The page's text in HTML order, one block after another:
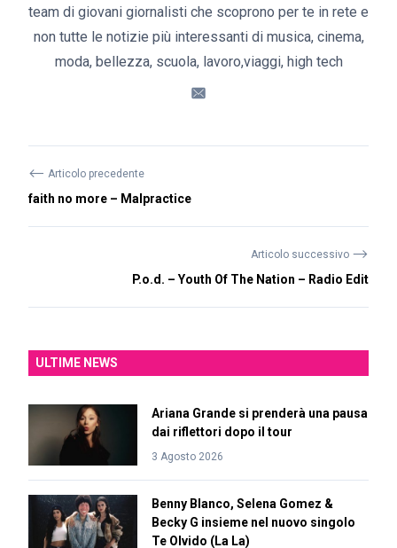
team di giovani giornalisti che scoprono per te in rete e
non tutte le notizie più interessanti di musica, cinema,
moda, bellezza, scuola, lavoro,viaggi, high tech
⟵ Articolo precedente
faith no more – Malpractice
Articolo successivo ⟶
P.o.d. – Youth Of The Nation – Radio Edit
ULTIME NEWS
Ariana Grande si prenderà una pausa
dai riflettori dopo il tour
3 Agosto 2026
Benny Blanco, Selena Gomez &
Becky G insieme nel nuovo singolo
Te Olvido (La La)